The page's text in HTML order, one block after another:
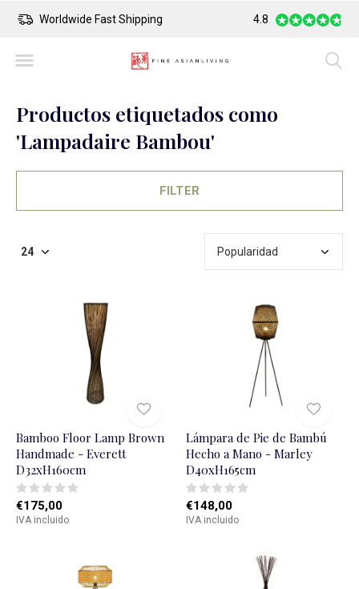
Worldwide Fast Shipping Safe Payment
4.8
Productos etiquetados como
'Lampadaire Bambou'
FILTER
Bamboo Floor Lamp Brown
Handmade - Everett
D32xH160cm
€175,00
IVA incluido
Lámpara de Pie de Bambú
Hecho a Mano - Marley
D40xH165cm
€148,00
IVA incluido